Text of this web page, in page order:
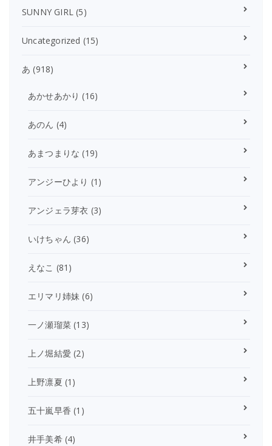
SUNNY GIRL (5)
Uncategorized (15)
あ (918)
あかせあかり (16)
あのん (4)
あまつまりな (19)
アンジーひより (1)
アンジェラ芽衣 (3)
いけちゃん (36)
えなこ (81)
エリマリ姉妹 (6)
一ノ瀬瑠菜 (13)
上ノ堀結愛 (2)
上野凛夏 (1)
五十嵐早香 (1)
井手美希(4)